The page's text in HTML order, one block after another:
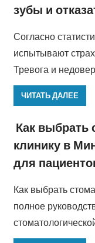
зубы и
Согласно
испытывают
Тревога и
ЧИТАТЬ ДАЛЕЕ
Как выбрать
клинику в
для
Как выбрать
полное